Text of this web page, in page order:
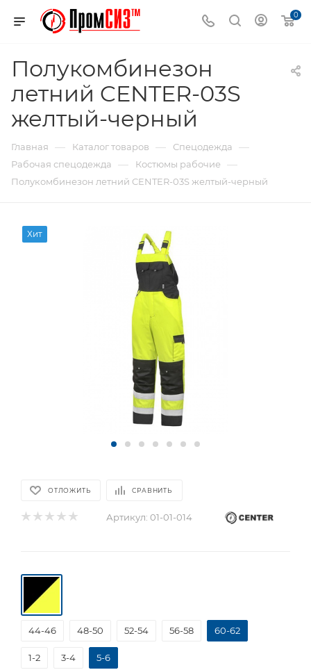
0
Полукомбинезон
летний CENTER-03S
желтый-черный
Главная — Каталог товаров — Спецодежда —
Рабочая спецодежда — Костюмы рабочие —
Полукомбинезон летний CENTER-03S желтый-черный
Хит
ОТЛОЖИТЬ СРАВНИТЬ
Артикул: 01-01-014
44-46 48-50 52-54 56-58 60-62
1-2 3-4 5-6